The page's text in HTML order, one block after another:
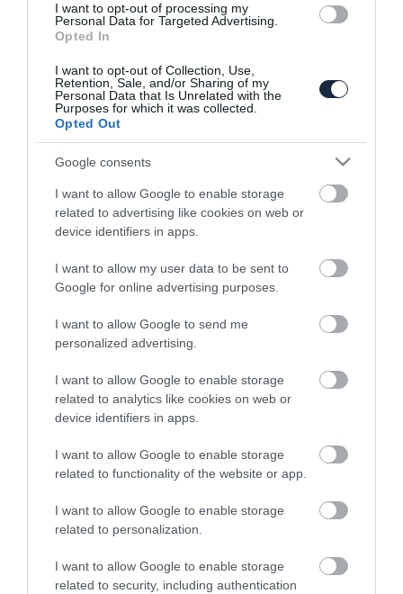
I want to opt-out of processing my
Personal Data for Targeted Advertising.
Opted In
I want to opt-out of Collection, Use,
Retention, Sale, and/or Sharing of my
Personal Data that Is Unrelated with the
Purposes for which it was collected.
Opted Out
Google consents
I want to allow Google to enable storage
related to advertising like cookies on web or
device identifiers in apps.
I want to allow my user data to be sent to
Google for online advertising purposes.
I want to allow Google to send me
personalized advertising.
I want to allow Google to enable storage
related to analytics like cookies on web or
device identifiers in apps.
I want to allow Google to enable storage
related to functionality of the website or app.
I want to allow Google to enable storage
related to personalization.
I want to allow Google to enable storage
related to security, including authentication
Legutóbbi cikkek
Ford Fathom néven érkezik a
30 ezer dolláros villany-pickup
születik a Mazda MX-5 alapjain
2026. augusztus 10.
Korszerűbb hibrid
rendszereket ígér a Toyota
2026. augusztus 7.
garanciával, brutális
kompresszorkittet kaptak a
2026. augusztus 6.